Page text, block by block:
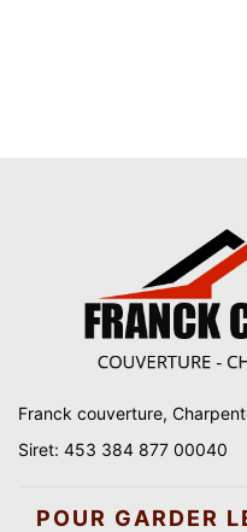
Franck couverture,
Siret: 453 384 877 00040
POUR GARDER